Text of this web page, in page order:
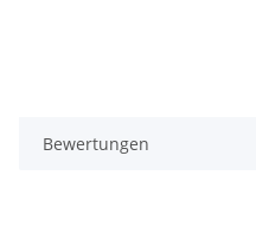
Bewertungen